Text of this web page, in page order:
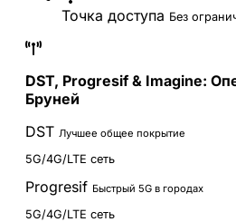
Точка доступа Без
DST, Progresif & Imagine:
Бруней
DST Лучшее общее покрытие
5G/4G/LTE сеть
Progresif Быстрый 5G в городах
5G/4G/LTE сеть